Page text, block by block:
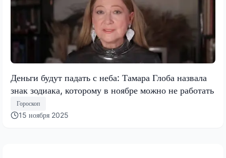
Деньги будут падать с неба: Тамара Глоба назвала
знак зодиака, которому в ноябре можно не работать
Гороскоп
15 ноября 2025